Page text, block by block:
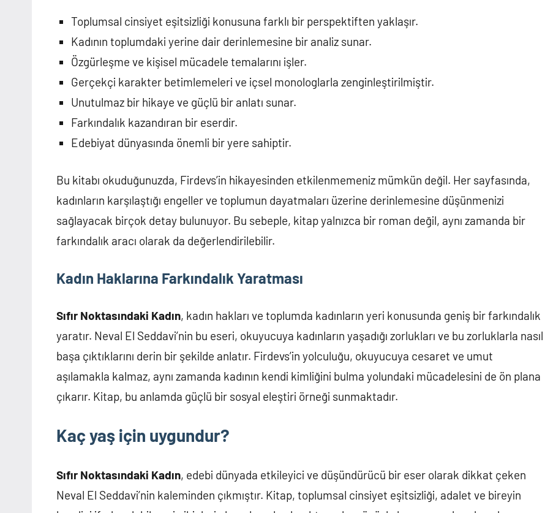
Toplumsal cinsiyet eşitsizliği konusuna farklı bir perspektiften yaklaşır.
Kadının toplumdaki yerine dair derinlemesine bir analiz sunar.
Özgürleşme ve kişisel mücadele temalarını işler.
Gerçekçi karakter betimlemeleri ve içsel monologlarla zenginleştirilmiştir.
Unutulmaz bir hikaye ve güçlü bir anlatı sunar.
Farkındalık kazandıran bir eserdir.
Edebiyat dünyasında önemli bir yere sahiptir.
Bu kitabı okuduğunuzda, Firdevs’in hikayesinden etkilenmemeniz mümkün değil. Her sayfasında,
kadınların karşılaştığı engeller ve toplumun dayatmaları üzerine derinlemesine düşünmenizi
sağlayacak birçok detay bulunuyor. Bu sebeple, kitap yalnızca bir roman değil, aynı zamanda bir
farkındalık aracı olarak da değerlendirilebilir.
Kadın Haklarına Farkındalık Yaratması
Sıfır Noktasındaki Kadın, kadın hakları ve toplumda kadınların yeri konusunda geniş bir farkındalık
yaratır. Neval El Seddavi’nin bu eseri, okuyucuya kadınların yaşadığı zorlukları ve bu zorluklarla nasıl
başa çıktıklarını derin bir şekilde anlatır. Firdevs’in yolculuğu, okuyucuya cesaret ve umut
aşılamakla kalmaz, aynı zamanda kadının kendi kimliğini bulma yolundaki mücadelesini de ön plana
çıkarır. Kitap, bu anlamda güçlü bir sosyal eleştiri örneği sunmaktadır.
Kaç yaş için uygundur?
Sıfır Noktasındaki Kadın, edebi dünyada etkileyici ve düşündürücü bir eser olarak dikkat çeken
Neval El Seddavi’nin kaleminden çıkmıştır. Kitap, toplumsal cinsiyet eşitsizliği, adalet ve bireyin